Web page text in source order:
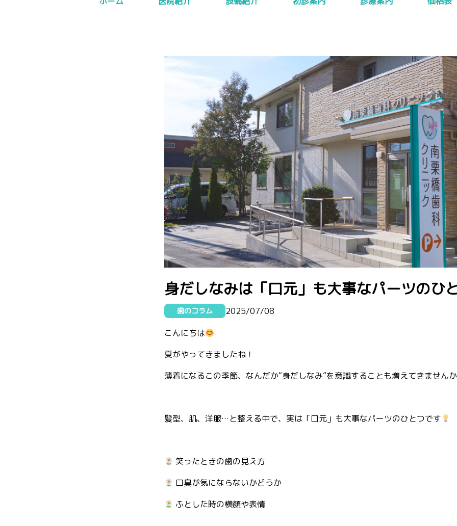
身だしなみは「口元」も大事なパーツのひ
歯のコラム
2025/07/08
こんにちは
夏がやってきましたね！
薄着になるこの季節、なんだか“身だしなみ”を意識することも増えてきません
髪型、肌、洋服…と整える中で、実は「口元」も大事なパーツのひとつです
笑ったときの歯の見え方
口臭が気にならないかどうか
ふとした時の横顔や表情